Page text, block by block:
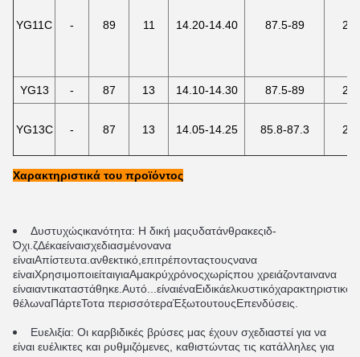
YG11C - 89 11 14.20-14.40 87.5-89
YG13 - 87 13 14.10-14.30 87.5-89
YG13C - 87 13 14.05-14.25 85.8-87.3
Χαρακτηριστικά του προϊόντος
Δυστυχώςικανότητα: Η δική μαςυδατάνθρακεςιδ-
Όχι. ζΔέκαείναισχεδιασμένονανα
είναιΑπίστευτα. ανθεκτικό επιτρέπονταςτουςνανα
είναιΧρησιμοποιείταιγιαΑμακρύχρόνοςχωρίςπου χρειάζονταινανα
είναιαντικαταστάθηκε Αυτό... είναιέναΕιδικάελκυστικόχαρακτηριστικό
θέλωναΠάρτεΤοτα περισσότεραΈξωτουτουςΕπενδύσεις
Ευελιξία: Οι καρβιδικές βρύσες μας έχουν σχεδιαστεί για να
είναι ευέλικτες και ρυθμιζόμενες, καθιστώντας τις κατάλληλες για